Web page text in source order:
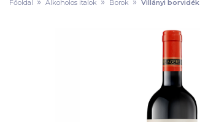
Főoldal Alkoholos italok Borok Villányi borvidék